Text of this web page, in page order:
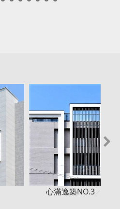
心滿逸築NO.3／2019